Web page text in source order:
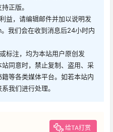
正版。
益，请编辑邮件并加以说明发
我们会在收到消息后24小时内
标注，均为本站用户原创发
同意时，禁止复制、盗用、采
等各类媒体平台。如若本站内
我们进行处理。
给TA打赏